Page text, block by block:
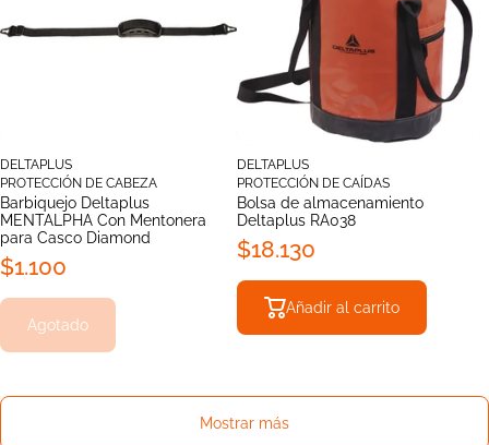
DELTAPLUS
PROTECCIÓN DE CABEZA
Barbiquejo Deltaplus
MENTALPHA Con Mentonera
para Casco Diamond
$1.100
Agotado
DELTAPLUS
PROTECCIÓN DE CAÍDAS
Bolsa de almacenamiento
Deltaplus RA038
$18.130
Añadir al carrito
Mostrar más